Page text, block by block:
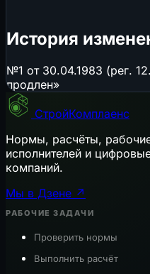
История
№1 от 30.04.1983 (рег.
продлен»
СтройКомплаенс
Нормы, расчёты,
исполнителей и
компаний.
Мы в Дзене ↗
РАБОЧИЕ ЗАДАЧИ
Проверить нормы
Выполнить расчёт